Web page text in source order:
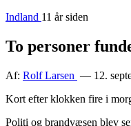
Indland 11 år siden
To personer
Af: Rolf Larsen — 12.
Kort efter klokken fire i
Politi og brandvæsen blev